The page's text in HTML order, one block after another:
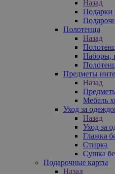
Назад
Подарки
Полотенца
Назад
Наборы,
Предметы
Назад
Мебель
Уход за
Назад
Уход за
Глажка
Стирка
Сушка
Подарочные карты
Назад